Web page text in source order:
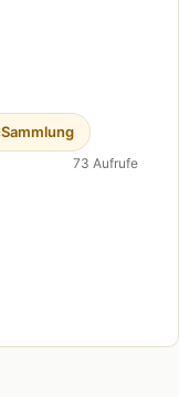
Sammlung
73 Aufrufe